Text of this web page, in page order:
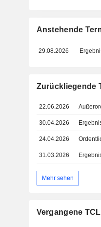
Anstehende
29.08.2026
Zurückliegende
22.06.2026
30.04.2026
24.04.2026
31.03.2026
Mehr sehen
Vergangene